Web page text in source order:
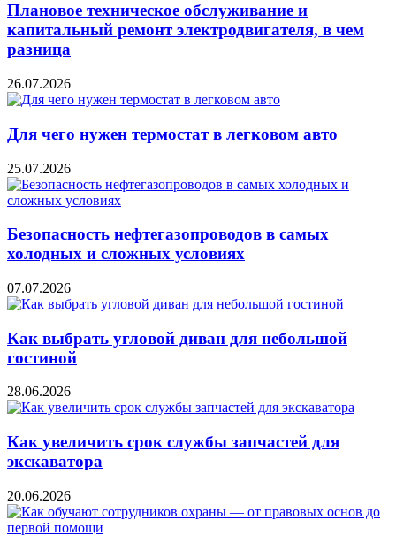
Плановое техническое обслуживание и
капитальный ремонт электродвигателя, в чем
разница
26.07.2026
Для чего нужен термостат в легковом авто
25.07.2026
Безопасность нефтегазопроводов в самых
холодных и сложных условиях
07.07.2026
Как выбрать угловой диван для небольшой
гостиной
28.06.2026
Как увеличить срок службы запчастей для
экскаватора
20.06.2026